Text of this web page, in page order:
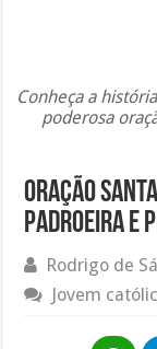
Conheça a
poderosa
Oração
padroeira e
Rodrigo de Sá
Jovem